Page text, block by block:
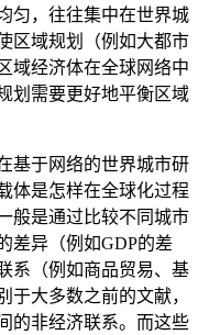
匀，往往集中在世界城
区域规划（例如大都市
域经济体在全球网络中
划需要更好地平衡区域
基于网络的世界城市研
体是怎样在全球化过程
般是通过比较不同城市
差异（例如GDP的差
系（例如商品贸易、基
于大多数之前的文献，
的非经济联系。而这些